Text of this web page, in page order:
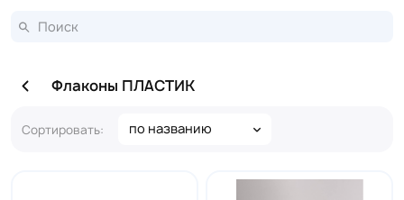
Флаконы ПЛАСТИК
Сортировать: по названию